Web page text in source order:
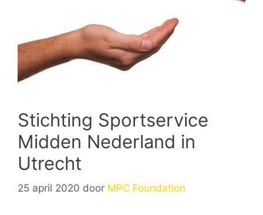
Stichting Sportservice
Midden Nederland in
Utrecht
25 april 2020 door MPC Foundation